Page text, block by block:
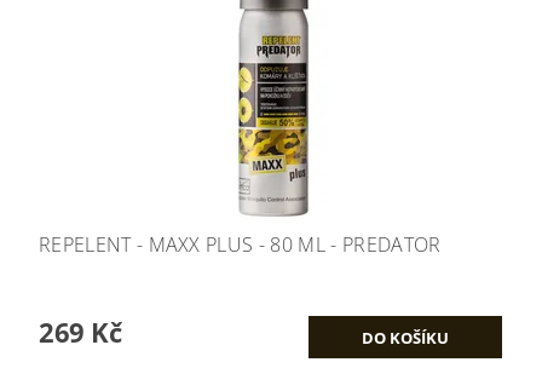
REPELENT - MAXX PLUS - 80 ML - PREDATOR
269 Kč